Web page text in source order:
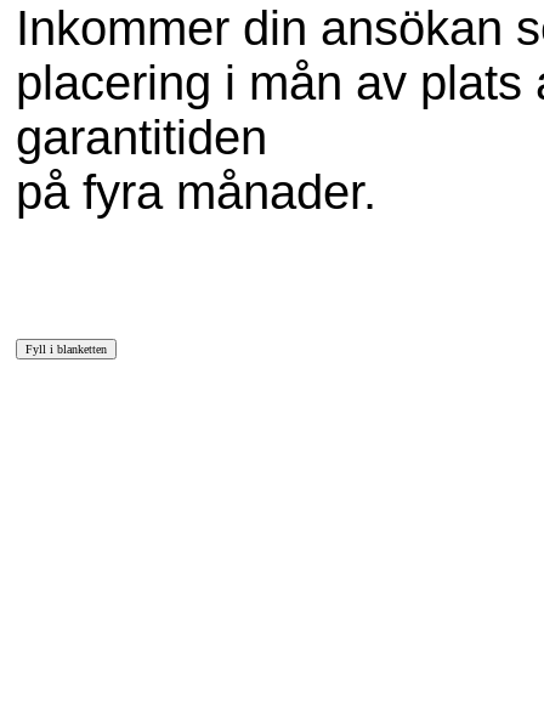
Inkommer din ansökan
placering i mån av plats
garantitiden
på fyra månader.